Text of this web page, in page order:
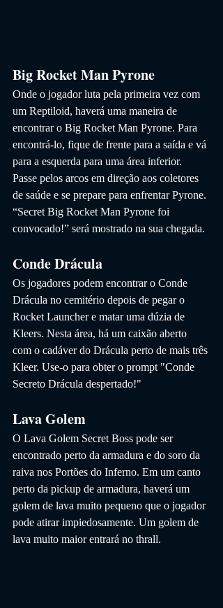
Big Rocket Man Pyrone
Onde o jogador luta pela primeira vez com
um Reptiloid, haverá uma maneira de
encontrar o Big Rocket Man Pyrone. Para
encontrá-lo, fique de frente para a saída e vá
para a esquerda para uma área inferior.
Passe pelos arcos em direção aos coletores
de saúde e se prepare para enfrentar Pyrone.
“Secret Big Rocket Man Pyrone foi
convocado!” será mostrado na sua chegada.
Conde Drácula
Os jogadores podem encontrar o Conde
Drácula no cemitério depois de pegar o
Rocket Launcher e matar uma dúzia de
Kleers. Nesta área, há um caixão aberto
com o cadáver do Drácula perto de mais três
Kleer. Use-o para obter o prompt "Conde
Secreto Drácula despertado!"
Lava Golem
O Lava Golem Secret Boss pode ser
encontrado perto da armadura e do soro da
raiva nos Portões do Inferno. Em um canto
perto da pickup de armadura, haverá um
golem de lava muito pequeno que o jogador
pode atirar impiedosamente. Um golem de
lava muito maior entrará no thrall.